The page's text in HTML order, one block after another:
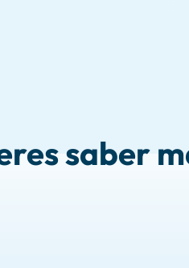
saber